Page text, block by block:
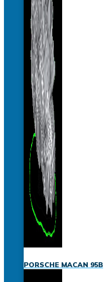
PORSCHE MACAN 95B